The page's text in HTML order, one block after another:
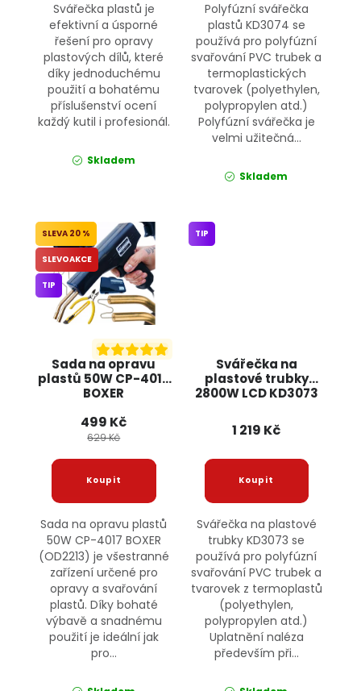
Svářečka plastů je
efektivní a úsporné
řešení pro opravy
plastových dílů, které
díky jednoduchému
použití a bohatému
příslušenství ocení
každý kutil i profesionál.
Skladem
Polyfúzní svářečka
plastů KD3074 se
používá pro polyfúzní
svařování PVC trubek a
termoplastických
tvarovek (polyethylen,
polypropylen atd.)
Polyfúzní svářečka je
velmi užitečná...
Skladem
Sada na opravu
plastů 50W CP-4017
BOXER
20 %
SLEVOAKCE
TIP
499 Kč
629 Kč
Sada na opravu plastů
50W CP-4017 BOXER
(OD2213) je všestranné
zařízení určené pro
opravy a svařování
plastů. Díky bohaté
výbavě a snadnému
použití je ideální jak
pro...
Svářečka na
plastové trubky
2800W LCD KD3073
TIP
1 219 Kč
Svářečka na plastové
trubky KD3073 se
používá pro polyfúzní
svařování PVC trubek a
tvarovek z termoplastů
(polyethylen,
polypropylen atd.)
Uplatnění naléza
především při...